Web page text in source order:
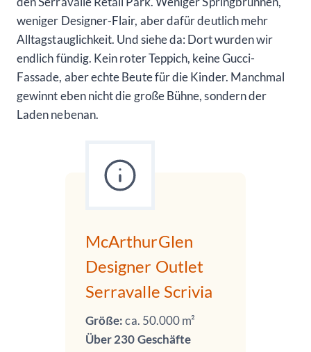
weniger Designer-Flair, aber dafür deutlich mehr
Alltagstauglichkeit. Und siehe da: Dort wurden wir
endlich fündig. Kein roter Teppich, keine Gucci-
Fassade, aber echte Beute für die Kinder. Manchmal
gewinnt eben nicht die große Bühne, sondern der
Laden nebenan.
McArthurGlen
Designer Outlet
Serravalle Scrivia
Größe:ca. 50.000 m²
Über 230 Geschäfte